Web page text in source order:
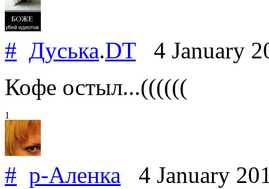
# Дуська.DT4 January
Кофе остыл...((((((
1
# р-Аленка 4 January